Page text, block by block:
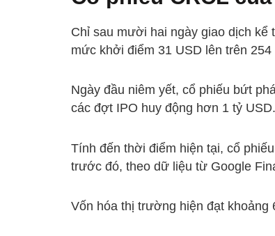
Chỉ sau mười hai ngày giao dịch kể
mức khởi điểm 31 USD lên trên
Ngày đầu niêm yết, cổ phiếu bứt
các đợt IPO huy động hơn 1 tỷ USD.
Tính đến thời điểm hiện tại, cổ
trước đó, theo dữ liệu từ Google
Vốn hóa thị trường hiện đạt khoảng